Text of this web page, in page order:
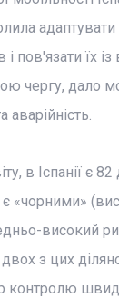
пов'язати їх
чергу, дало
аварійність.
в Іспанії є
«чорними»
високий
з цих
контролю